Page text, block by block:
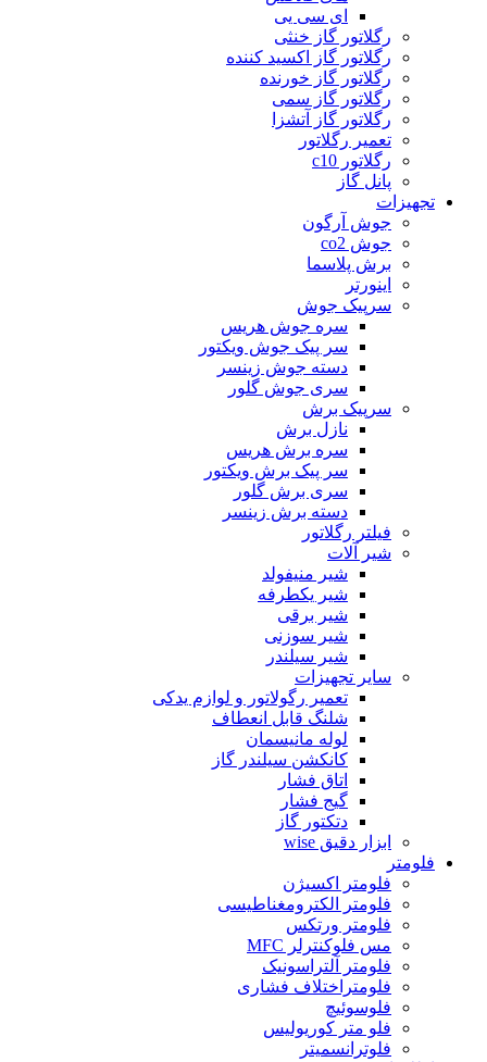
ای سی یی
رگلاتور گاز خنثی
رگلاتور گاز اکسید کننده
رگلاتور گاز خورنده
رگلاتور گاز سمی
رگلاتور گاز آتشزا
تعمیر رگلاتور
رگلاتور c10
پانل گاز
تجهیزات
جوش آرگون
جوش co2
برش پلاسما
اینورتر
سرپیک جوش
سره جوش هریس
سر پیک جوش ویکتور
دسته جوش زینسر
سری جوش گلور
سرپیک برش
نازل برش
سره برش هریس
سر پیک برش ویکتور
سری برش گلور
دسته برش زینسر
فیلتر رگلاتور
شیر آلات
شیر منیفولد
شیر یکطرفه
شیر برقی
شیر سوزنی
شیر سیلندر
سایر تجهیزات
تعمیر رگولاتور و لوازم یدکی
شلنگ قابل انعطاف
لوله مانیسمان
کانکشن سیلندر گاز
اتاق فشار
گیج فشار
دتکتور گاز
ابزار دقیق wise
فلومتر
فلومتر اکسیژن
فلومتر الکترومغناطیسی
فلومتر ورتکس
مس فلوکنترلر MFC
فلومتر آلتراسونیک
فلومتراختلاف فشاری
فلوسوئیچ
فلو متر کوریولیس
فلوترانسمیتر